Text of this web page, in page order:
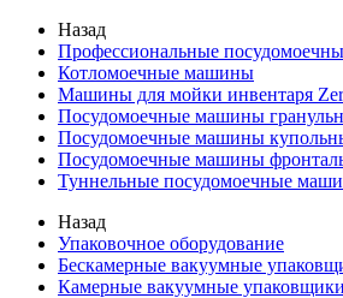
Назад
Профессиональные
Котломоечные машины
Машины для мойки инвентаря
Посудомоечные машины
Посудомоечные машины
Посудомоечные машины
Туннельные посудомоечные
Назад
Упаковочное оборудование
Бескамерные вакуумные
Камерные вакуумные упаковщики